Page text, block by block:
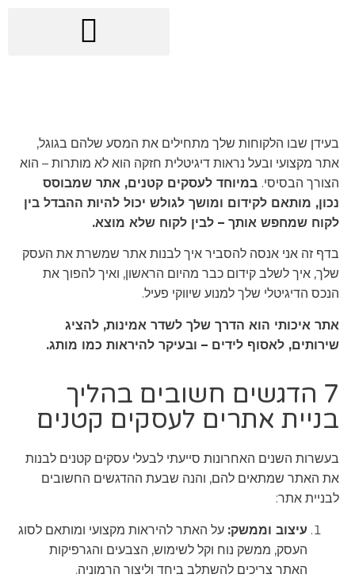
בעידן שבו הלקוחות שלך מתחילים את המסע שלהם בגוגל,
אתר מקצועי ובעל נראות דיגיטלית חזקה הוא לא מותרות – הוא
הצורך הבסיסי. במיוחד לעסקים קטנים, אתר שמבוסס
נכון, מותאם לקידום ומושך לגולש יכול להיות ההבדל בין
לקוח שמחפש אותך – לבין לקוח שלא מוצא.
בדף זה אני אנסה להסביר איך לבנות אתר שמשרת את העסק
שלך, איך לשלב קידום כבר מהיום הראשון, ואיך להפוך את
הנכס הדיגיטלי שלך למנוע שיווקי פעיל.
אתר איכותי הוא הדרך שלך לשדר אמינות, להציג
שירותים, לאסוף לידים – ובעיקר להיראות כמו מותג.
7 הדגשים חשובים בהליך
בניית אתרים לעסקים קטנים
בעשרות השנים האחרונות סייעתי לבעלי עסקים קטנים לבנות
את האתר שמתאים להם, והנה שבעת ההדגשים החשובים
לבניית אתר:
עיצוב וממשק: על האתר להיראות מקצועי ומותאם לסוג
העסק, ממשק נוח וקל לשימוש, הצבעים והגרפיקות
האתר צריכים להשתלב ביחד וליצור הרמוניה.